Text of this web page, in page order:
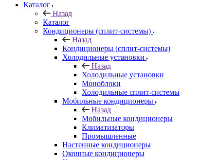
Каталог
Назад
Каталог
Кондиционеры (сплит-системы)
Назад
Кондиционеры (сплит-системы)
Холодильные установки
Назад
Холодильные установки
Моноблоки
Холодильные сплит-системы
Мобильные кондиционеры
Назад
Мобильные кондиционеры
Климатизаторы
Промышленные
Настенные кондиционеры
Оконные кондиционеры